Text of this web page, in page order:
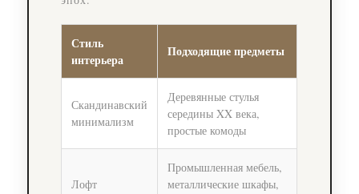
Стиль
интерьера
Подходящие предметы
Скандинавский
минимализм
Деревянные стулья
середины XX века,
простые комоды
Лофт
Промышленная мебель,
металлические шкафы,